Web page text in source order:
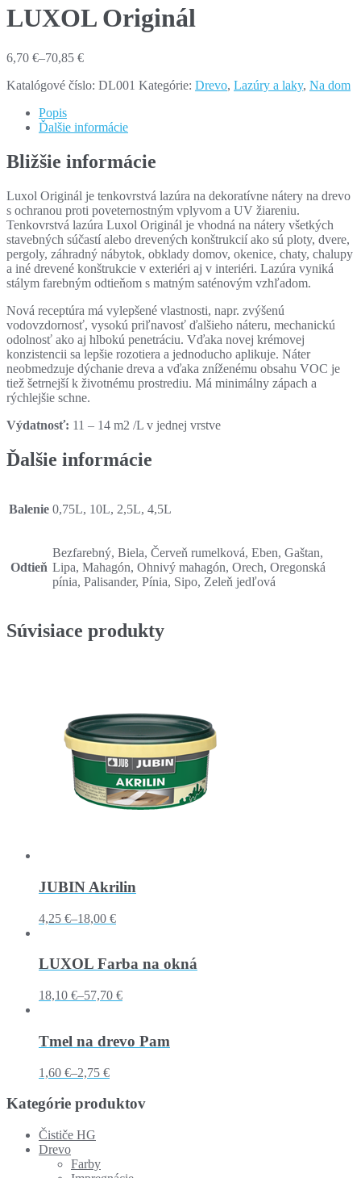
LUXOL Originál
6,70 €–70,85 €
Katalógové číslo: DL001 Kategórie: Drevo, Lazúry a laky, Na dom
Popis
Ďalšie informácie
Bližšie informácie
Luxol Originál je tenkovrstvá lazúra na dekoratívne nátery na drevo
s ochranou proti poveternostným vplyvom a UV žiareniu.
Tenkovrstvá lazúra Luxol Originál je vhodná na nátery všetkých
stavebných súčastí alebo drevených konštrukcií ako sú ploty, dvere,
pergoly, záhradný nábytok, obklady domov, okenice, chaty, chalupy
a iné drevené konštrukcie v exteriéri aj v interiéri. Lazúra vyniká
stálym farebným odtieňom s matným saténovým vzhľadom.
Nová receptúra má vylepšené vlastnosti, napr. zvýšenú
vodovzdornosť, vysokú priľnavosť ďalšieho náteru, mechanickú
odolnosť ako aj hlbokú penetráciu. Vďaka novej krémovej
konzistencii sa lepšie rozotiera a jednoducho aplikuje. Náter
neobmedzuje dýchanie dreva a vďaka zníženému obsahu VOC je
tiež šetrnejší k životnému prostrediu. Má minimálny zápach a
rýchlejšie schne.
Výdatnosť: 11 – 14 m2 /L v jednej vrstve
Ďalšie informácie
Balenie 0,75L, 10L, 2,5L, 4,5L
Odtieň
Bezfarebný, Biela, Červeň rumelková, Eben, Gaštan,
Lipa, Mahagón, Ohnivý mahagón, Orech, Oregonská
pínia, Palisander, Pínia, Sipo, Zeleň jedľová
Súvisiace produkty
JUBIN Akrilin
4,25 €–18,00 €
LUXOL Farba na okná
18,10 €–57,70 €
Tmel na drevo Pam
1,60 €–2,75 €
Kategórie produktov
Čističe HG
Drevo
Farby